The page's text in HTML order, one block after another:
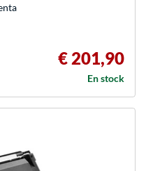
€ 201,90
En stock